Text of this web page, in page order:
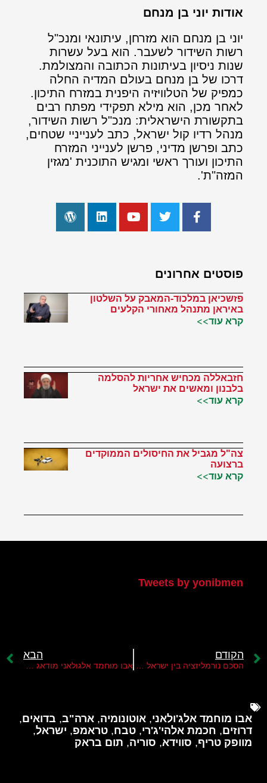
אודות יוני בן מנחם
יוני בן מנחם הוא מזרחן, עיתונאי ומנכ"ל
רשות השידור לשעבר. הוא בעל עשרות
שנות ניסיון בעיתונות הכתובה והמצולמת.
דרכו של בן מנחם בעולם המדיה החלה
כמפיק של הטלוויזיה היפנית במזרח התיכון.
לאחר מכן, הוא מילא תפקידי מפתח רבים
בתקשורת הישראלית: מנכ"ל רשות השידור,
מנהל רדיו קול ישראל, כתב לענייניי שטחים,
כתב ופרשן מדיני, פרשן לענייני המזרח
התיכון ועורך ראשי ומגיש התוכנית 'מגזין
המזה"ת'.
פוסטים אחרונים
פזשכיאן במלכוד-המאבק על השלטון
באיראן מתנהל מאחורי הקלעים
קרא עוד>>
חזבאללה מכחיש אחריות להסלמה
בלבנון ומאשים את ישראל
קרא עוד>>
צה"ל מגביל את החיסולים הממוקדים
ברצועה
קרא עוד>>
Tweets by yonibmen
הקודם הבא
אבו מוחמד אלג'ולאני, אוטונומיה, ארה"ב, בדואים,
דרוזים, חכמת אלהי'ג'רי, טבח, טראמפ, ישראל,
מוופק טריף, סווידא, סוריה, תום בראק